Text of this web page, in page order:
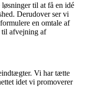
til at få en idé
Derudover ser vi
en omtale af
til afvejning af
Vi har tætte
idet vi promoverer